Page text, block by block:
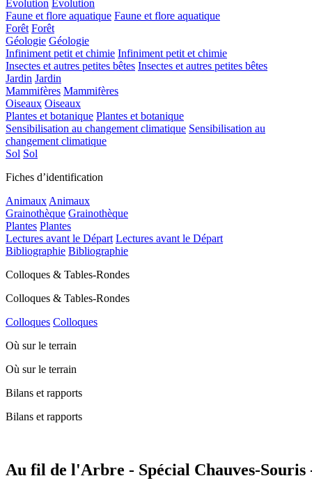
Evolution Evolution
Faune et flore aquatique Faune et flore aquatique
Forêt Forêt
Géologie Géologie
Infiniment petit et chimie Infiniment petit et chimie
Insectes et autres petites bêtes Insectes et autres petites bêtes
Jardin Jardin
Mammifères Mammifères
Oiseaux Oiseaux
Plantes et botanique Plantes et botanique
Sensibilisation au changement climatique Sensibilisation au
changement climatique
Sol Sol
Fiches d’identification
Animaux Animaux
Grainothèque Grainothèque
Plantes Plantes
Lectures avant le Départ Lectures avant le Départ
Bibliographie Bibliographie
Colloques & Tables-Rondes
Colloques & Tables-Rondes
Colloques Colloques
Où sur le terrain
Où sur le terrain
Bilans et rapports
Bilans et rapports
Au fil de l'Arbre - Spécial Chauves-Souris